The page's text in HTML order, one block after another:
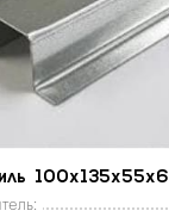
100х135х55х6